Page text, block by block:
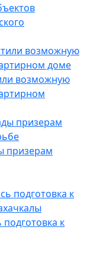
возможную
призерам
к